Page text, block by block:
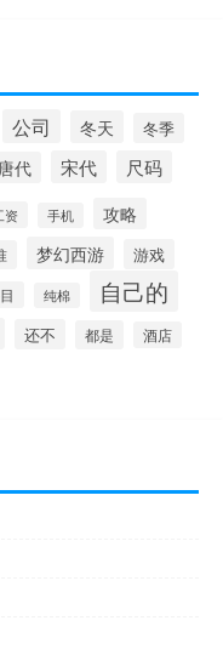
公司 冬天 冬季
唐代 宋代 尺码
资 手机 攻略
梦幻西游 游戏
纯棉 自己的
还不 都是 酒店